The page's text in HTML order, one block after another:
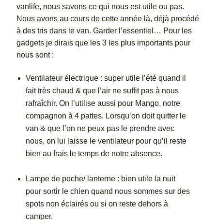
vanlife, nous savons ce qui nous est utile ou pas.
Nous avons au cours de cette année là, déjà procédé
à des tris dans le van. Garder l’essentiel… Pour les
gadgets je dirais que les 3 les plus importants pour
nous sont :
Ventilateur électrique : super utile l’été quand il
fait très chaud & que l’air ne suffit pas à nous
rafraîchir. On l’utilise aussi pour Mango, notre
compagnon à 4 pattes. Lorsqu’on doit quitter le
van & que l’on ne peux pas le prendre avec
nous, on lui laisse le ventilateur pour qu’il reste
bien au frais le temps de notre absence.
Lampe de poche/ lanterne : bien utile la nuit
pour sortir le chien quand nous sommes sur des
spots non éclairés ou si on reste dehors à
camper.